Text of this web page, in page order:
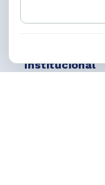
Institucional